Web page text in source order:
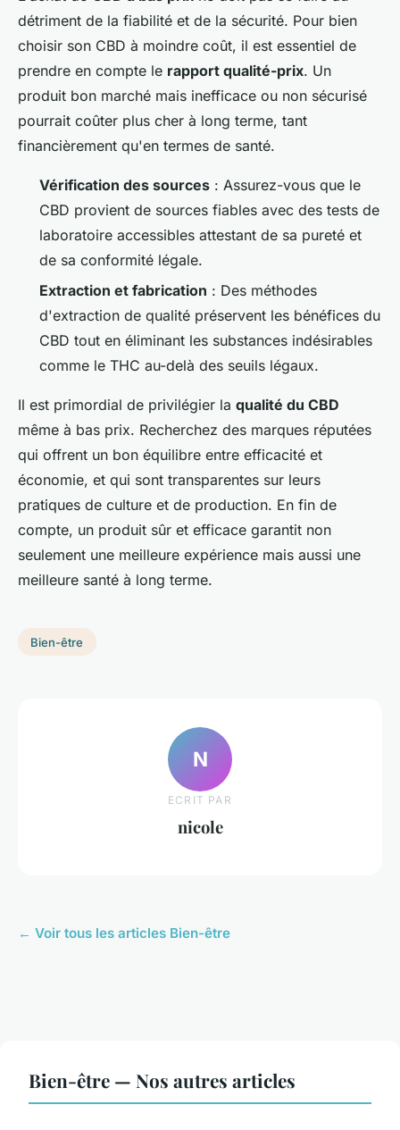
détriment de la fiabilité et de la sécurité. Pour bien
choisir son CBD à moindre coût, il est essentiel de
prendre en compte le rapport qualité-prix. Un
produit bon marché mais inefficace ou non sécurisé
pourrait coûter plus cher à long terme, tant
financièrement qu'en termes de santé.
Vérification des sources : Assurez-vous que le
CBD provient de sources fiables avec des tests de
laboratoire accessibles attestant de sa pureté et
de sa conformité légale.
Extraction et fabrication : Des méthodes
d'extraction de qualité préservent les bénéfices du
CBD tout en éliminant les substances indésirables
comme le THC au-delà des seuils légaux.
Il est primordial de privilégier la qualité du CBD
même à bas prix. Recherchez des marques réputées
qui offrent un bon équilibre entre efficacité et
économie, et qui sont transparentes sur leurs
pratiques de culture et de production. En fin de
compte, un produit sûr et efficace garantit non
seulement une meilleure expérience mais aussi une
meilleure santé à long terme.
Bien-être
N
ECRIT PAR
nicole
← Voir tous les articles Bien-être
Bien-être — Nos autres articles